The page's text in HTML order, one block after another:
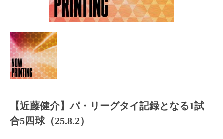
【近藤健介】パ・リーグタイ記録となる1試
合5四球（25.8.2）